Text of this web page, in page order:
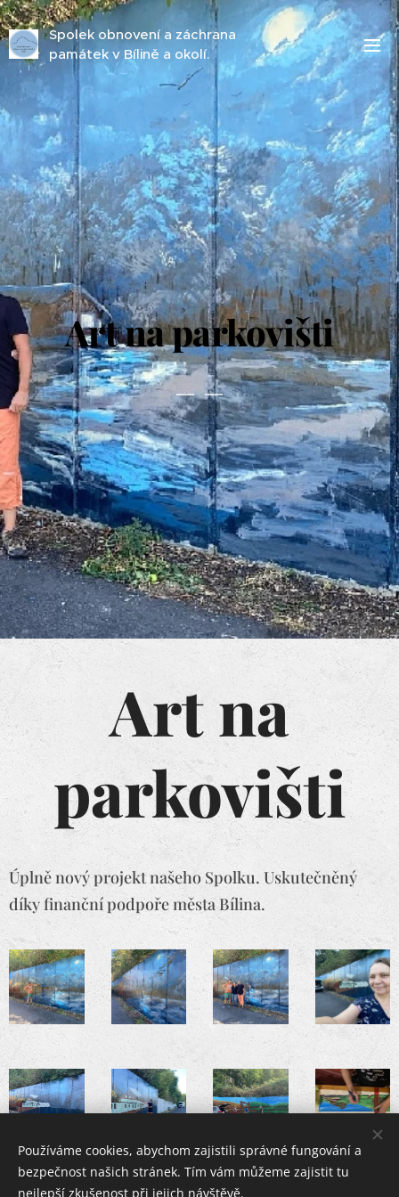
Spolek obnovení a záchrana
památek v Bílině a okolí.
Art na parkovišti
Art na
parkovišti
Úplně nový projekt našeho Spolku. Uskutečněný
díky finanční podpoře města Bílina.
Používáme cookies, abychom zajistili správné fungování a
bezpečnost našich stránek. Tím vám můžeme zajistit tu
nejlepší zkušenost při jejich návštěvě.